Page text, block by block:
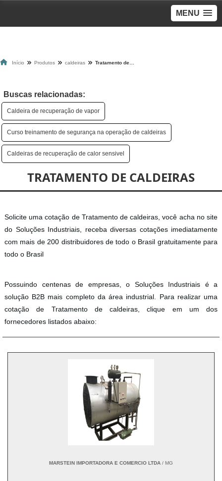
MENU
Início Produtos caldeiras
Buscas relacionadas:
Caldeira de recuperação de vapor
Curso treinamento de segurança na operação de caldeiras
Caldeiras de recuperação de calor sensivel
TRATAMENTO DE CALDEIRAS
Solicite uma cotação de Tratamento de caldeiras, você acha no site
do Soluções Industriais, receba diversas cotações imediatamente
com mais de 200 distribuidores de todo o Brasil gratuitamente para
todo o Brasil
Possuindo centenas de empresas, o Soluções Industriais é a
solução B2B mais completo da área industrial. Para realizar uma
cotação de Tratamento de caldeiras, clique em um dos
fornecedores listados abaixo:
MARSTEIN IMPORTADORA E COMERCIO LTDA / MG